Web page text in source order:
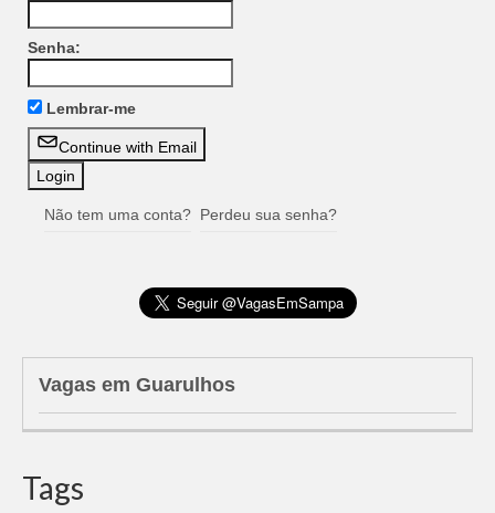
Senha:
Lembrar-me
Continue with Email
Não tem uma conta? Perdeu sua senha?
Vagas em Guarulhos
Tags